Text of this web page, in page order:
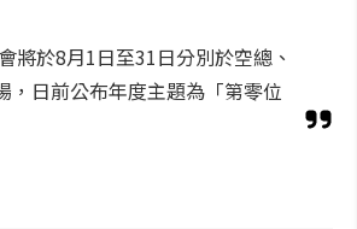
將於8月1日至31日分別於空總、
，日前公布年度主題為「第零位